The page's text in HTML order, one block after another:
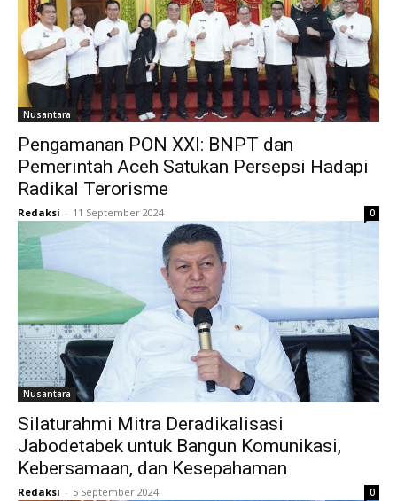
Nusantara
Pengamanan PON XXI: BNPT dan
Pemerintah Aceh Satukan Persepsi Hadapi
Radikal Terorisme
Redaksi - 11 September 2024 0
Nusantara
Silaturahmi Mitra Deradikalisasi
Jabodetabek untuk Bangun Komunikasi,
Kebersamaan, dan Kesepahaman
Redaksi - 5 September 2024 0